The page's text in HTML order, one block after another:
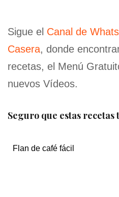
Sigue el Canal de
Casera, donde
recetas, el Menú
nuevos Vídeos.
Seguro que estas recetas
Flan de café fácil